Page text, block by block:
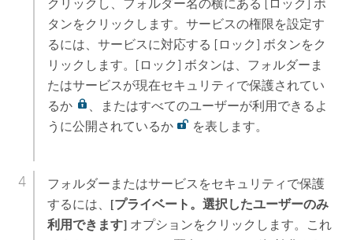
クリックし、フォルダー名の横にある [ロック] ボ
タンをクリックします。サービスの権限を設定す
るには、サービスに対応する [ロック] ボタンをク
リックします。[ロック] ボタンは、フォルダーま
たはサービスが現在セキュリティで保護されてい
るか
、またはすべてのユーザーが利用できるよ
うに公開されているか
を表します。
フォルダーまたはサービスをセキュリティで保護
するには、 [プライベート。選択したユーザーのみ
利用できます]オプションをクリックします。これ